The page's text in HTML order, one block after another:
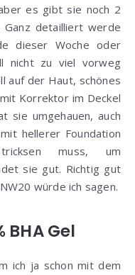
es gibt sie noch 2
Ganz detailliert werde
dieser Woche oder
nicht zu viel vorweg
auf der Haut, schönes
Korrektor im Deckel
sie umgehauen, auch
hellerer Foundation
muss, um
sie gut. Richtig gut
würde ich sagen.
BHA Gel
ich ja schon mit dem